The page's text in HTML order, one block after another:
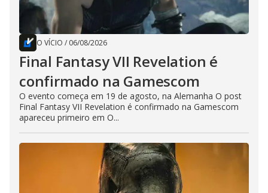
O VÍCIO / 06/08/2026
Final Fantasy VII Revelation é
confirmado na Gamescom
O evento começa em 19 de agosto, na Alemanha O post
Final Fantasy VII Revelation é confirmado na Gamescom
apareceu primeiro em O...